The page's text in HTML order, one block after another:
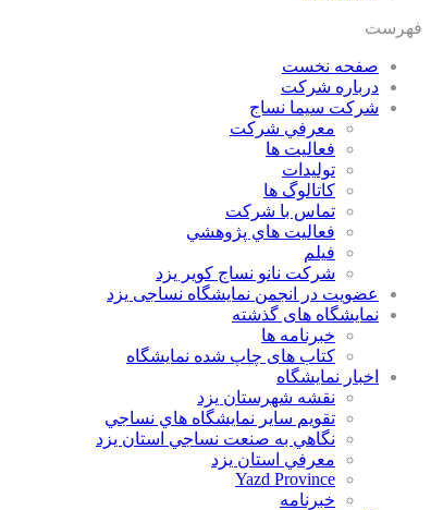
فهرست
صفحه نخست
درباره شرکت
شركت سيما نساج
معرفي شركت
فعاليت ها
توليدات
كاتالوگ ها
تماس با شركت
فعاليت هاي پژوهشي
فيلم
شركت نانو نساج كوير يزد
عضویت در انجمن نمایشگاه نساجی یزد
نمایشگاه های گذشته
خبرنامه ها
کتاب های چاپ شده نمایشگاه
اخبار نمايشگاه
نقشه شهرستان يزد
تقويم ساير نمايشگاه هاي نساجي
نگاهي به صنعت نساجي استان يزد
معرفي استان يزد
Yazd Province
خبرنامه